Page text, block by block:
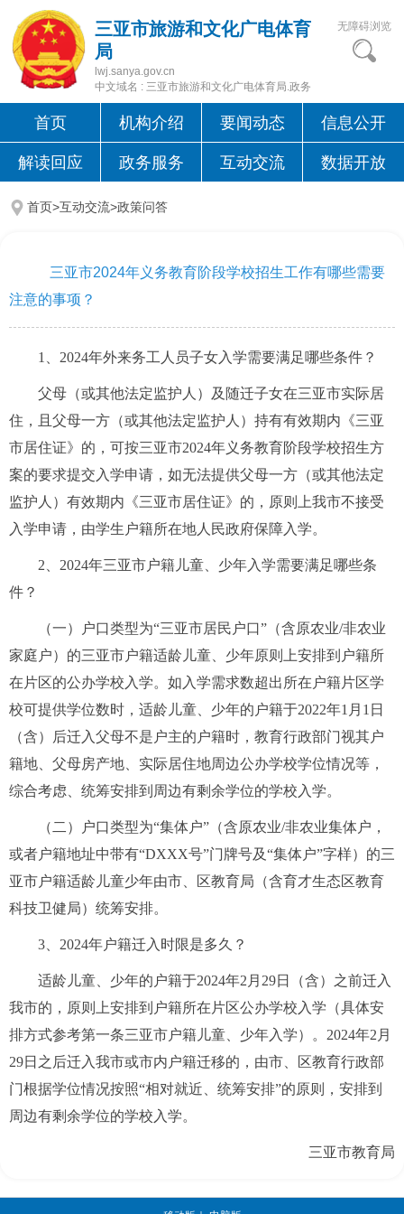
三亚市旅游和文化广电体育
局
lwj.sanya.gov.cn
中文域名 : 三亚市旅游和文化广电体育局.政务
无障碍浏览
首页 机构介绍 要闻动态 信息公开
解读回应 政务服务 互动交流 数据开放
首页>互动交流>政策问答
三亚市2024年义务教育阶段学校招生工作有哪些需要
注意的事项？
1、2024年外来务工人员子女入学需要满足哪些条件？
父母（或其他法定监护人）及随迁子女在三亚市实际居
住，且父母一方（或其他法定监护人）持有有效期内《三亚
市居住证》的，可按三亚市2024年义务教育阶段学校招生方
案的要求提交入学申请，如无法提供父母一方（或其他法定
监护人）有效期内《三亚市居住证》的，原则上我市不接受
入学申请，由学生户籍所在地人民政府保障入学。
2、2024年三亚市户籍儿童、少年入学需要满足哪些条
件？
（一）户口类型为“三亚市居民户口”（含原农业/非农业
家庭户）的三亚市户籍适龄儿童、少年原则上安排到户籍所
在片区的公办学校入学。如入学需求数超出所在户籍片区学
校可提供学位数时，适龄儿童、少年的户籍于2022年1月1日
（含）后迁入父母不是户主的户籍时，教育行政部门视其户
籍地、父母房产地、实际居住地周边公办学校学位情况等，
综合考虑、统筹安排到周边有剩余学位的学校入学。
（二）户口类型为“集体户”（含原农业/非农业集体户，
或者户籍地址中带有“DXXX号”门牌号及“集体户”字样）的三
亚市户籍适龄儿童少年由市、区教育局（含育才生态区教育
科技卫健局）统筹安排。
3、2024年户籍迁入时限是多久？
适龄儿童、少年的户籍于2024年2月29日（含）之前迁入
我市的，原则上安排到户籍所在片区公办学校入学（具体安
排方式参考第一条三亚市户籍儿童、少年入学）。2024年2月
29日之后迁入我市或市内户籍迁移的，由市、区教育行政部
门根据学位情况按照“相对就近、统筹安排”的原则，安排到
周边有剩余学位的学校入学。
三亚市教育局